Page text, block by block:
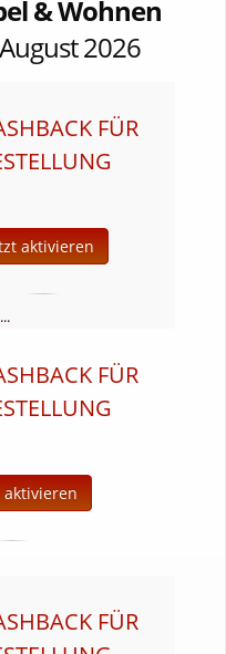
& Wohnen
2026
FÜR
aktivieren
FÜR
aktivieren
FÜR